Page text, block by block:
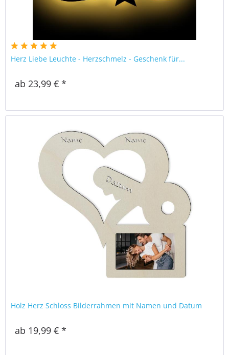
Herz Liebe Leuchte - Herzschmelz - Geschenk für...
ab 23,99 € *
Holz Herz Schloss Bilderrahmen mit Namen und Datum
ab 19,99 € *